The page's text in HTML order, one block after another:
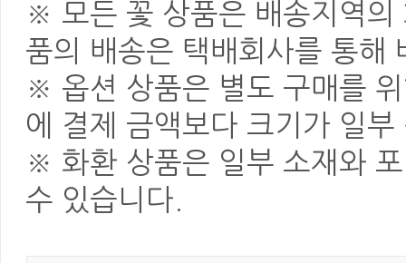
※ 모든 꽃 상품은 배송지역의
품의 배송은 택배회사를 통해
※ 옵션 상품은 별도 구매를
에 결제 금액보다 크기가 일
※ 화환 상품은 일부 소재와
수 있습니다.